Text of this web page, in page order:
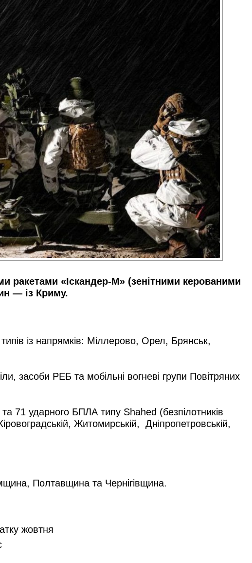
ракетами «Іскандер-М» (зенітними керованими
— із Криму.
із напрямків: Міллерово, Орел, Брянськ,
засоби РЕБ та мобільні вогневі групи Повітряних
71 ударного БПЛА типу Shahed (безпілотників
Житомирській, Дніпропетровській,
Полтавщина та Чернігівщина.
жовтня